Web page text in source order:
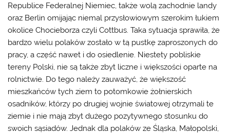
Republice Federalnej Niemiec, także wolą zachodnie landy
oraz Berlin omijając niemal przysłowiowym szerokim łukiem
okolice Chocieborza czyli Cottbus. Taka sytuacja sprawiła, że
bardzo wielu polaków zostało w tą pustkę zaproszonych do
pracy, a część nawet i do osiedlenie. Niestety pobliskie
tereny Polski, nie są także zbyt liczne i większości oparte na
rolnictwie. Do tego należy zauważyć, że większość
mieszkańców tych ziem to potomkowie żołnierskich
osadników, którzy po drugiej wojnie światowej otrzymali te
ziemie i nie mają zbyt dużego pozytywnego stosunku do
swoich sąsiadów. Jednak dla polaków ze Śląska, Małopolski,